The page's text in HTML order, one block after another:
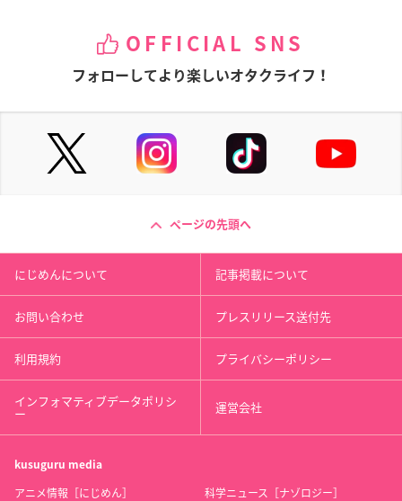
OFFICIAL SNS
フォローしてより楽しいオタクライフ！
ページの先頭へ
にじめんについて 記事掲載について
お問い合わせ プレスリリース送付先
利用規約 プライバシーポリシー
インフォマティブデータポリシ
ー 運営会社
kusuguru media
アニメ情報［にじめん］ 科学ニュース［ナゾロジー］